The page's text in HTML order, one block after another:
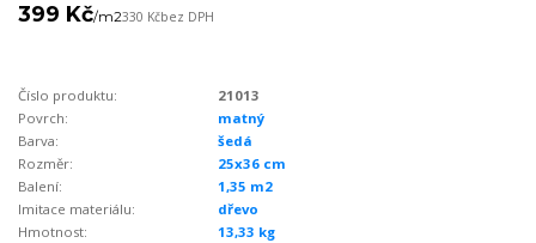
399 Kč/m2330 Kčbez DPH
Číslo produktu:
21013
Povrch:
matný
Barva:
šedá
Rozměr:
25x36 cm
Balení:
1,35 m2
Imitace materiálu:
dřevo
Hmotnost:
13,33 kg